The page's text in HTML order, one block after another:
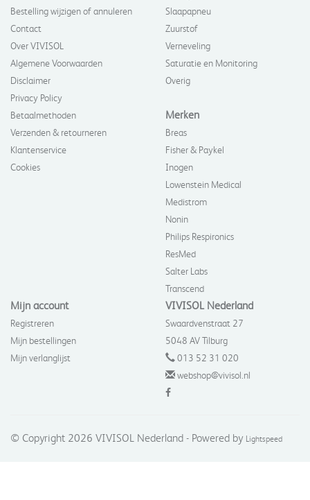
Bestelling wijzigen of annuleren
Contact
Over VIVISOL
Algemene Voorwaarden
Disclaimer
Privacy Policy
Betaalmethoden
Verzenden & retourneren
Klantenservice
Cookies
Slaapapneu
Zuurstof
Verneveling
Saturatie en Monitoring
Overig
Merken
Breas
Fisher & Paykel
Inogen
Lowenstein Medical
Medistrom
Nonin
Philips Respironics
ResMed
Salter Labs
Transcend
Mijn account
Registreren
Mijn bestellingen
Mijn verlanglijst
VIVISOL Nederland
Swaardvenstraat 27
5048 AV Tilburg
013 52 31 020
webshop@vivisol.nl
© Copyright 2026 VIVISOL Nederland - Powered by Lightspeed